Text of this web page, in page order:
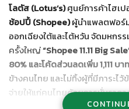
โลตัส (Lotus’s)ศูนย์การค้าไฮเ
ช้อปปี้ (Shopee)ผู้นำแพลตฟอร์ม
ออกเฉียงใต้และไต้หวัน จัดมหก
ครั้งใหญ่“Shopee 11.11 Big
80% และโค้ดส่วนลดเพิ่ม 1,111 บาท
ข้างคนไทย และไม่ทิ้งผู้ที่มีภาระไ
จ่ายให้แก่คนไทยด้วยการหั่นราค